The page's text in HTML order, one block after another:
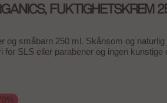
FUKTIGHETSKREM
og naturlig for babyer og
mange hudpleieserier på markedet